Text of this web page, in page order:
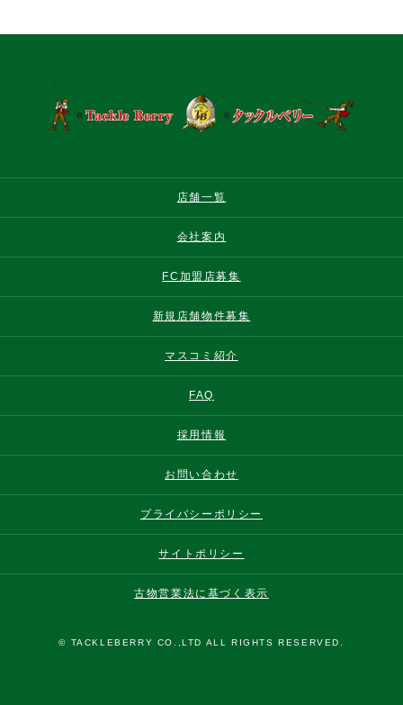
店舗一覧
会社案内
FC加盟店募集
新規店舗物件募集
マスコミ紹介
FAQ
採用情報
お問い合わせ
プライバシーポリシー
サイトポリシー
古物営業法に基づく表示
© TACKLEBERRY CO.,LTD ALL RIGHTS RESERVED.